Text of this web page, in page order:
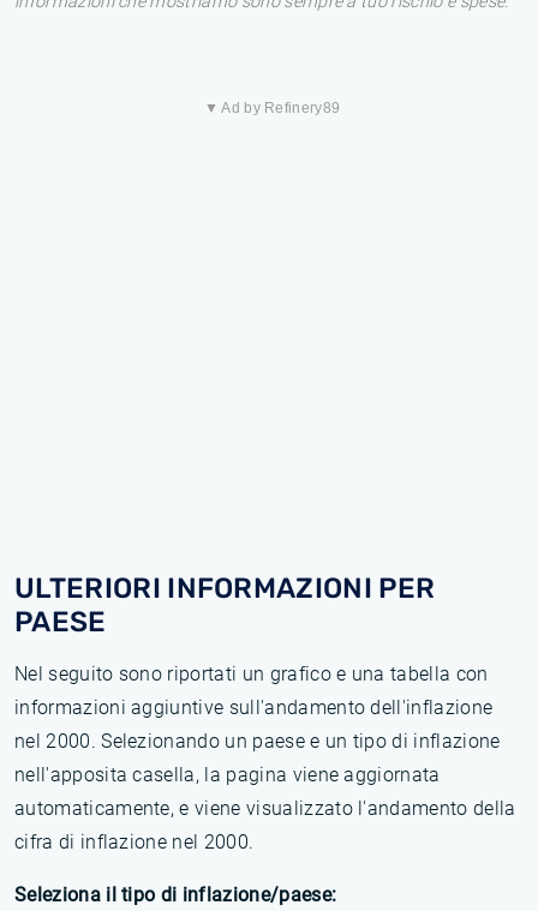
▼ Ad by Refinery89
ULTERIORI INFORMAZIONI PER
PAESE
Nel seguito sono riportati un grafico e una tabella con
informazioni aggiuntive sull'andamento dell'inflazione
nel 2000. Selezionando un paese e un tipo di inflazione
nell'apposita casella, la pagina viene aggiornata
automaticamente, e viene visualizzato l'andamento della
cifra di inflazione nel 2000.
Seleziona il tipo di inflazione/paese: